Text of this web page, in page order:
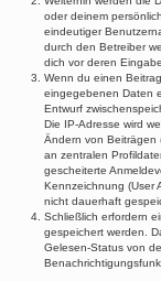
oder deinem
eindeutiger
durch den Betreiber
dich vor deren
Wenn du einen
eingegebenen Daten
Entwurf
Die IP-Adresse wird
Ändern von Beiträgen
an zentralen
gescheiterte
Kennzeichnung (User
nicht dauerhaft
Schließlich erfordern
gespeichert werden.
Gelesen-Status von